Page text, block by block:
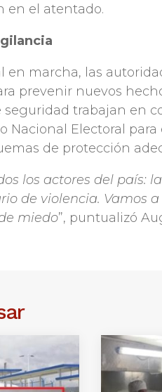
en el atentado.
en marcha, las
prevenir nuevos
seguridad trabajan en
Nacional Electoral
de protección
los actores del país:
de violencia. Vamos
miedo”, puntualizó